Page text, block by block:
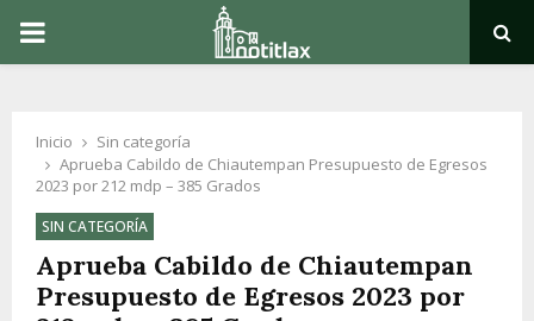
PRIMARY
Inicio
Sin categoría
Aprueba Cabildo de Chiautempan Presupuesto de Egresos
2023 por 212 mdp – 385 Grados
SIN CATEGORÍA
Aprueba Cabildo de Chiautempan
Presupuesto de Egresos 2023 por